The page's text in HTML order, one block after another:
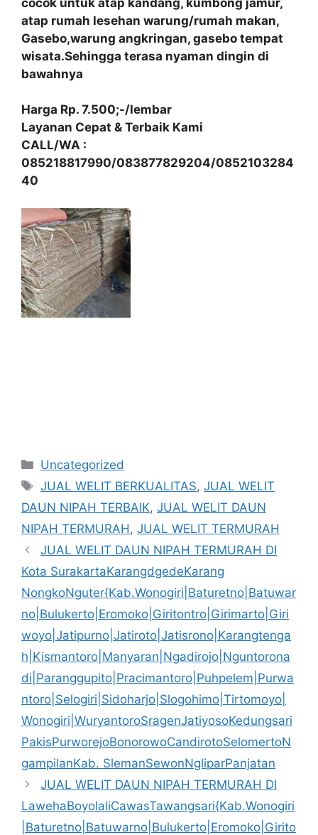
atap rumah lesehan warung/rumah makan,
Gasebo,warung angkringan, gasebo tempat
wisata.Sehingga terasa nyaman dingin di
bawahnya
Harga Rp. 7.500;-/lembar
Layanan Cepat & Terbaik Kami
CALL/WA :
085218817990/083877829204/0852103284
40
Kategori
Uncategorized
Tag
JUAL WELIT BERKUALITAS,JUAL WELIT
DAUN NIPAH TERBAIK, JUAL WELIT DAUN
NIPAH TERMURAH, JUAL WELIT TERMURAH
JUAL WELIT DAUN NIPAH TERMURAH DI
Kota SurakartaKarangdgedeKarang
NongkoNguter{Kab.Wonogiri|Baturetno|Batuwar
no|Bulukerto|Eromoko|Giritontro|Girimarto|Giri
woyo|Jatipurno|Jatiroto|Jatisrono|Karangtenga
h|Kismantoro|Manyaran|Ngadirojo|Nguntorona
di|Paranggupito|Pracimantoro|Puhpelem|Purwa
ntoro|Selogiri|Sidoharjo|Slogohimo|Tirtomoyo|
Wonogiri|WuryantoroSragenJatiyosoKedungsari
PakisPurworejoBonorowoCandirotoSelomertoN
gampilanKab. SlemanSewonNgliparPanjatan
JUAL WELIT DAUN NIPAH TERMURAH DI
LawehaBoyolaliCawasTawangsari{Kab.Wonogiri
|Baturetno|Batuwarno|Bulukerto|Eromoko|Girito